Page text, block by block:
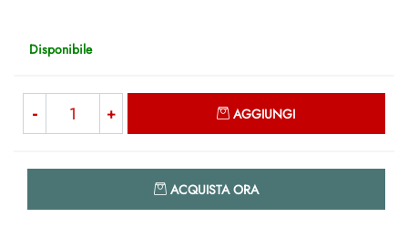
Disponibile
AGGIUNGI
ACQUISTA ORA